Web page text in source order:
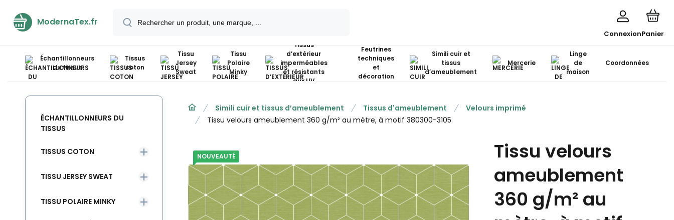
ModernaTex.fr
ConnexionPanier
Échantillonneurs
du tissus
Tissus
coton
Tissu
Jersey
Sweat
Tissu
Polaire
Minky
Tissus
d’extérieur
imperméables
et résistants
aux UV
Feutrines
techniques
et
décoration
Simili cuir et
tissus
d’ameublement
Mercerie
Linge
de
maison
Coordonnées
Simili cuir et tissus d’ameublement Tissus d'ameublement
Velours imprimé
Tissu velours ameublement 360 g/m² au mètre, à motif 380300-3105
NOUVEAUTÉ
Tissu velours
ameublement
360 g/m² au
ÉCHANTILLONNEURS DU
TISSUS
TISSUS COTON
TISSU JERSEY SWEAT
TISSU POLAIRE MINKY